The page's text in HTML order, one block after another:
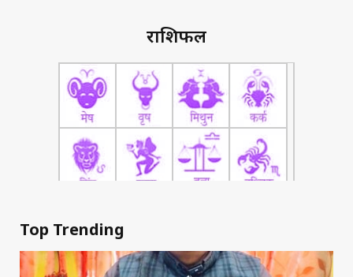
राशिफल
Top Trending